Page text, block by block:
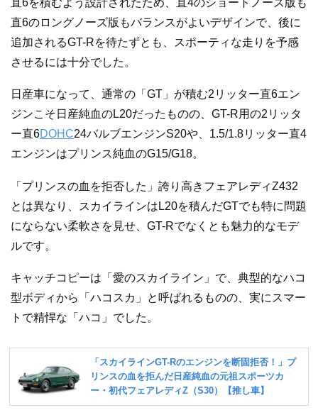
直6のロングノーズ版もバランスがよいデザインで、後に
追加されるGT-Rを待たずとも、スポーティな走りを予感
させるには十分でした。
日産車になって、通常の「GT」が積む2リッター直6エン
ジンこそ日産純血のL20だったものの、GT-R用の2リッタ
ー直6DOHC24バルブエンジンS20や、1.5/1.8リッター直4
エンジンはプリンス純血のG15/G18。
「プリンスの血を拒否した」誇り高きフェアレディZ432
とは異なり、スカイラインはL20を積んだGTでも特に問題
にならない柔軟さを見せ、GT-Rでなくとも魅力的なモデ
ルです。
キャッチコピーは「愛のスカイライン」で、典型的なハコ
型ボディから「ハコスカ」と呼ばれるものの、実にスマー
トで精悍な「ハコ」でした。